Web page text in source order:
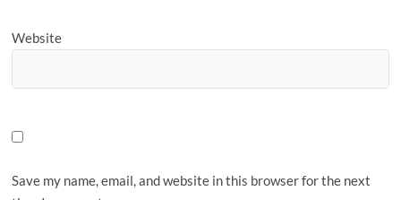
Website
Save my name, email, and website in this browser for the next